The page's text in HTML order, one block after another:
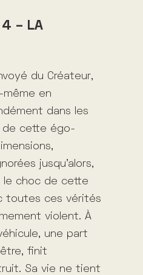
4 – LA
du Créateur,
même en
dans les
de cette égo-
jusqu’alors,
le choc de cette
toutes ces vérités
violent. À
une part
finit
Sa vie ne tient